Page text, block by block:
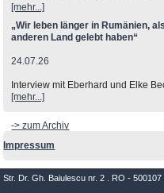
[mehr...]
„Wir leben länger in Rumänien,
anderen Land gelebt haben“
24.07.26
Interview mit Eberhard und Elke
[mehr...]
-> zum Archiv
Impressum
Str. Dr. Gh. Baiulescu nr. 2 . RO -